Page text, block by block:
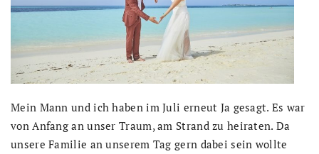
Mein Mann und ich haben im Juli erneut Ja gesagt. Es war
von Anfang an unser Traum, am Strand zu heiraten. Da
unsere Familie an unserem Tag gern dabei sein wollte